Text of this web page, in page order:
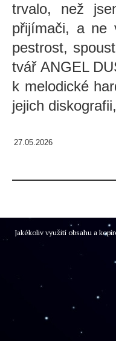
trvalo, než
přijímači, a ne
pestrost,
tvář ANGEL
k melodické
jejich
27.05.2026
Jakékoliv využití obsahu a